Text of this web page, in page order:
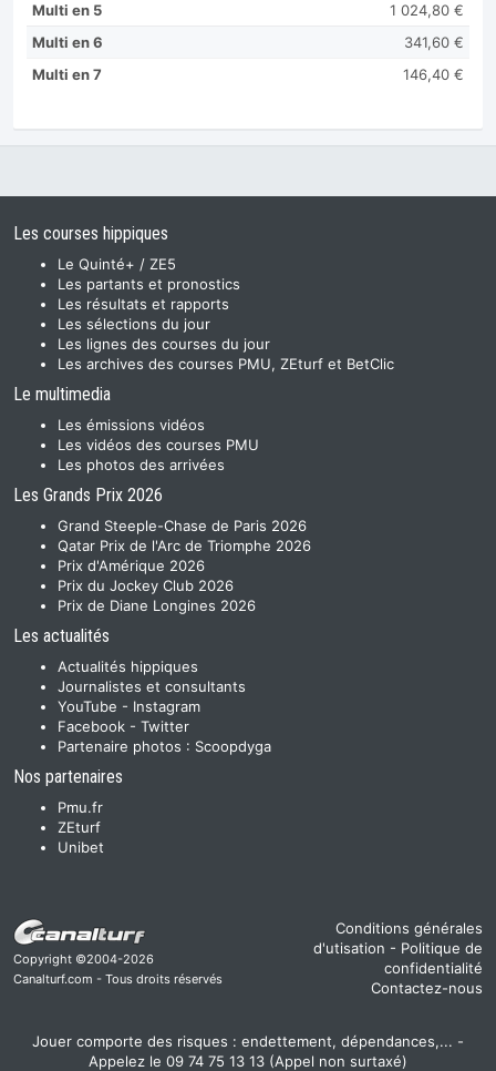
Multi en 5
1 024,80 €
Multi en 6
341,60 €
Multi en 7
146,40 €
Les courses hippiques
Le Quinté+ / ZE5
Les partants et pronostics
Les résultats et rapports
Les sélections du jour
Les lignes des courses du jour
Les archives des courses PMU, ZEturf et BetClic
Le multimedia
Les émissions vidéos
Les vidéos des courses PMU
Les photos des arrivées
Les Grands Prix 2026
Grand Steeple-Chase de Paris 2026
Qatar Prix de l'Arc de Triomphe 2026
Prix d'Amérique 2026
Prix du Jockey Club 2026
Prix de Diane Longines 2026
Les actualités
Actualités hippiques
Journalistes et consultants
YouTube - Instagram
Facebook - Twitter
Partenaire photos : Scoopdyga
Nos partenaires
Pmu.fr
ZEturf
Unibet
Copyright ©2004-2026
Canalturf.com - Tous droits réservés
Conditions générales
d'utisation - Politique de
confidentialité
Contactez-nous
Jouer comporte des risques : endettement, dépendances,... -
Appelez le 09 74 75 13 13 (Appel non surtaxé)